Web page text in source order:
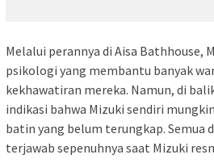
Melalui perannya di Aisa Bathhouse,
psikologi yang membantu banyak
kekhawatiran mereka. Namun, di
indikasi bahwa Mizuki sendiri
batin yang belum terungkap. Semua
terjawab sepenuhnya saat Mizuki